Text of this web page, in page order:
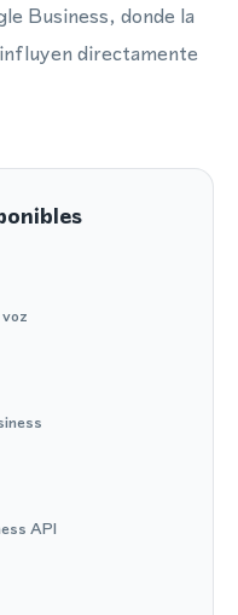
Business, donde la
directamente
API